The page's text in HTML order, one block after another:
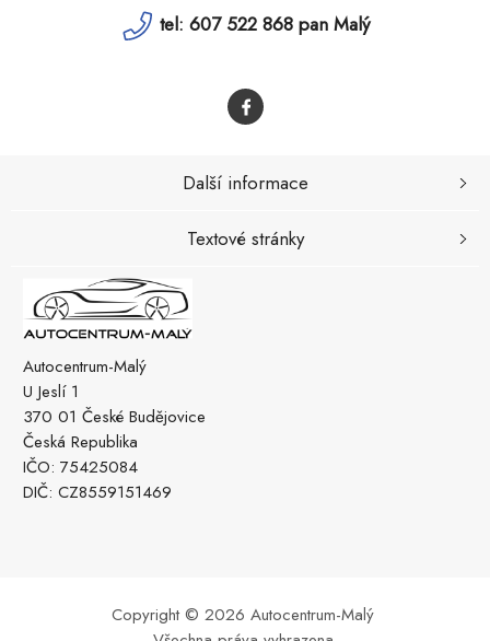
tel: 607 522 868 pan Malý
Autocentrum-Malý
U Jeslí 1
370 01 České Budějovice
Česká Republika
IČO: 75425084
DIČ: CZ8559151469
Další informace
Textové stránky
Copyright © 2026 Autocentrum-Malý